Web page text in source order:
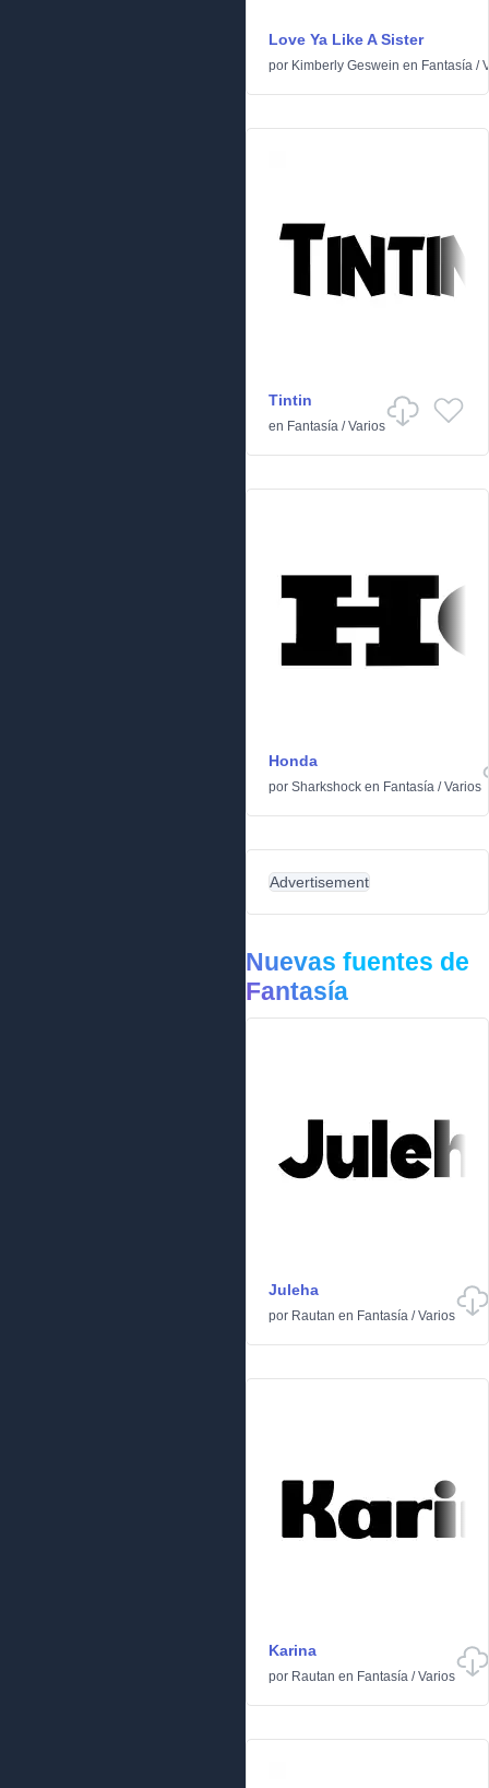
Love Ya Like A Sister
por Kimberly Geswein en Fantasía /
Tintin
en Fantasía /Varios
Honda
por Sharkshock en Fantasía /Varios
Advertisement
Nuevas fuentes de
Fantasía
Juleha
por Rautan en Fantasía /Varios
Karina
por Rautan en Fantasía /Varios